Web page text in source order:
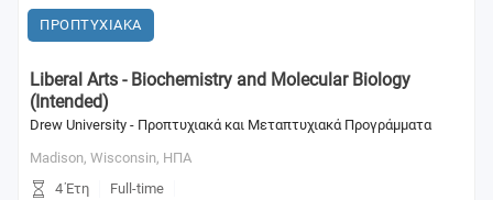
ΠΡΟΠΤΥΧΙΑΚΑ
Liberal Arts - Biochemistry and Molecular Biology
(Intended)
Drew University - Προπτυχιακά και Μεταπτυχιακά Προγράμματα
Madison, Wisconsin, ΗΠΑ
4 Έτη
Full-time